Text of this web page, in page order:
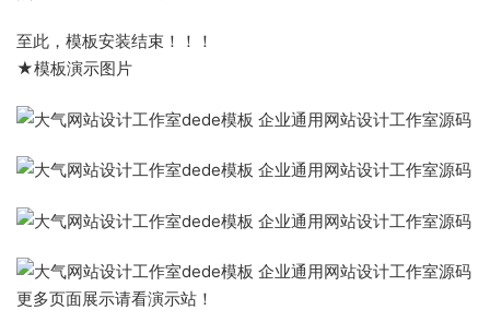
至此，模板安装结束！！！
★模板演示图片
更多页面展示请看演示站！